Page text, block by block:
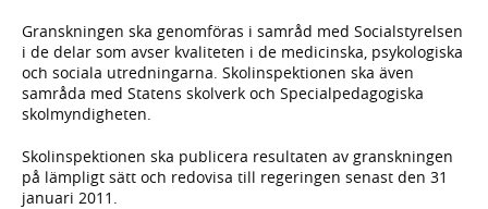
Granskningen ska genomföras i samråd med Socialstyrelsen
i de delar som avser kvaliteten i de medicinska, psykologiska
och sociala utredningarna. Skolinspektionen ska även
samråda med Statens skolverk och Specialpedagogiska
skolmyndigheten.
Skolinspektionen ska publicera resultaten av granskningen
på lämpligt sätt och redovisa till regeringen senast den 31
januari 2011.